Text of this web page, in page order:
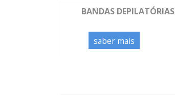
BANDAS DEPILATÓRIAS
saber mais